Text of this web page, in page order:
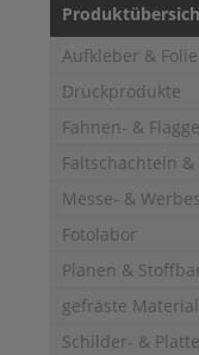
Aufkleber &
Druckprodukte
Fahnen- &
Faltschachteln
Messe- &
Fotolabor
Planen &
gefräste
Schilder- &